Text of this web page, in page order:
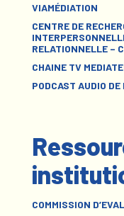
VIAMÉDIATION
CENTRE DE
RELATIONNELLE –
CHAINE TV
PODCAST AUDIO
COMMISSION